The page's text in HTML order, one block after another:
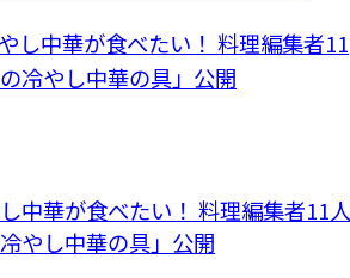
中華が食べたい！ 料理編集者11人
やし中華の具」公開